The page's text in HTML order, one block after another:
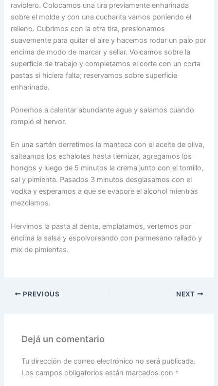
raviolero. Colocamos una tira previamente enharinada
sobre el molde y con una cucharita vamos poniendo el
relleno. Cubrimos con la otra tira, presionamos
suavemente para quitar el aire y hacemos rodar un palo por
encima de modo de marcar y sellar. Volcamos sobre la
superficie de trabajo y completamos el corte con un corta
pastas si hiciera falta; reservamos sobre superficie
enharinada.
Ponemos a calentar abundante agua y salamos cuando
rompió el hervor.
En una sartén derretimos la manteca con el aceite de oliva,
salteamos los echalotes hasta tiernizar, agregamos los
hongos y luego de 5 minutos la crema junto con el tomillo,
sal y pimienta. Pasados 3 minutos desglasamos con el
vodka y esperamos a que se evapore el alcohol mientras
mezclamos.
Hervimos la pasta al dente, emplatamos, vertemos por
encima la salsa y espolvoreando con parmesano rallado y
mix de pimientas.
PREVIOUS NEXT
Dejá un comentario
Tu dirección de correo electrónico no será publicada.
Los campos obligatorios están marcados con *